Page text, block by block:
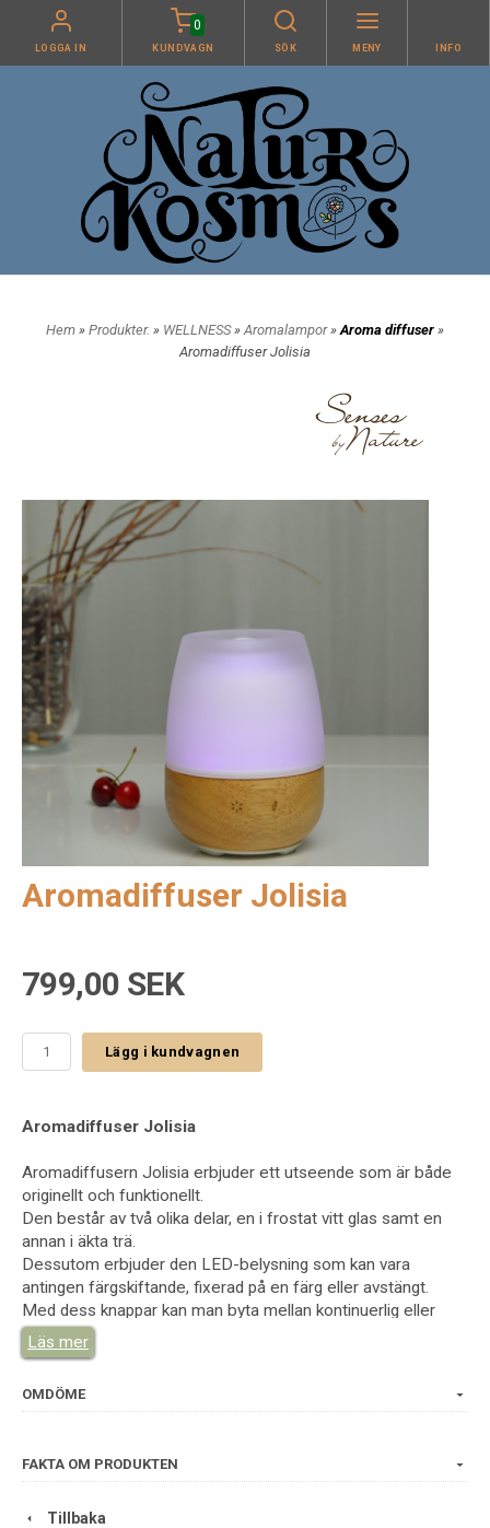
LOGGA IN
0
KUNDVAGN SÖK MENY INFO
Hem » Produkter. » WELLNESS» Aromalampor» Aroma diffuser »
Aromadiffuser Jolisia
Aromadiffuser Jolisia
799,00 SEK
Lägg i kundvagnen
Aromadiffuser Jolisia
Aromadiffusern Jolisia erbjuder ett utseende som är både
originellt och funktionellt.
Den består av två olika delar, en i frostat vitt glas samt en
annan i äkta trä.
Dessutom erbjuder den LED-belysning som kan vara
antingen färgskiftande, fixerad på en färg eller avstängt.
Med dess knappar kan man byta mellan kontinuerlig eller
alternerande diffusion som båda stannar när tanken är tom.
Tryckknappar
Diameter: 10 cm
Höjd: 15 cm
Läs mer
OMDÖME
FAKTA OM PRODUKTEN
Tillbaka